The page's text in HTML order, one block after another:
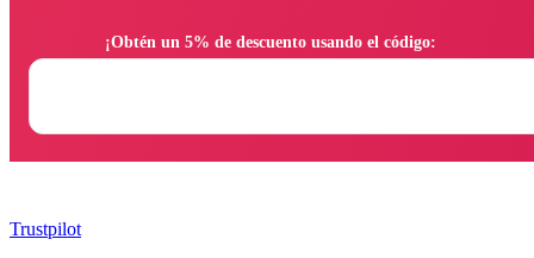
Trustpilot